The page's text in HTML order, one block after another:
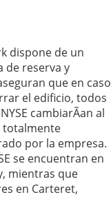
dispone de un
de reserva y
que en caso
el edificio, todos
cambiarÃ­an al
totalmente
por la empresa.
se encuentran en
mientras que
en Carteret,